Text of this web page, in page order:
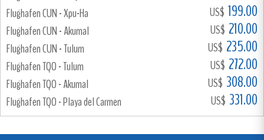
Flughafen CUN - Xpu-Ha US$ 199.00
Flughafen CUN - Akumal US$ 210.00
Flughafen CUN - Tulum US$ 235.00
Flughafen TQO - Tulum US$ 272.00
Flughafen TQO - Akumal US$ 308.00
Flughafen TQO - Playa del Carmen US$ 331.00